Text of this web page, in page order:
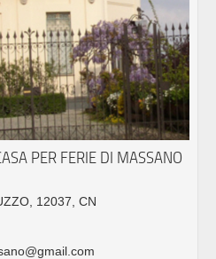
PER FERIE DI MASSANO
12037, CN